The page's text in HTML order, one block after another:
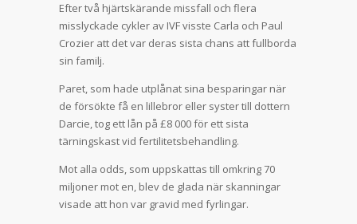
Efter två hjärtskärande missfall och flera
misslyckade cykler av IVF visste Carla och Paul
Crozier att det var deras sista chans att fullborda
sin familj.
Paret, som hade utplånat sina besparingar när
de försökte få en lillebror eller syster till dottern
Darcie, tog ett lån på £8 000 för ett sista
tärningskast vid fertilitetsbehandling.
Mot alla odds, som uppskattas till omkring 70
miljoner mot en, blev de glada när skanningar
visade att hon var gravid med fyrlingar.